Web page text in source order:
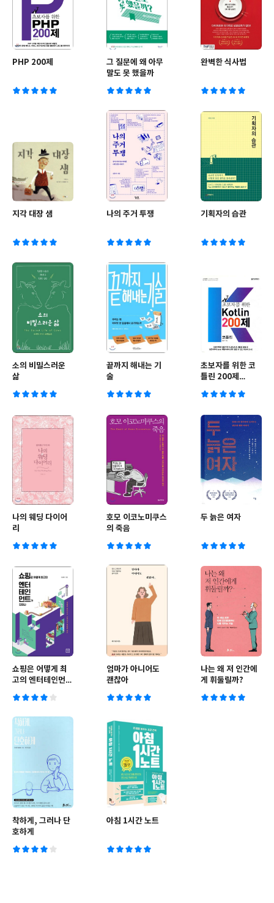
PHP 200제
그 질문에 왜 아무
말도 못 했을까
완벽한 식사법
지각 대장 샘 나의 주거 투쟁 기획자의 습관
소의 비밀스러운
삶
끝까지 해내는 기
술
초보자를 위한 코
틀린 200제
나의 웨딩 다이어
리
호모 이코노미쿠스
의 죽음
두 늙은 여자
쇼핑은 어떻게 최
고의 엔터테인먼트
엄마가 아니어도
괜찮아
나는 왜 저 인간에
게 휘둘릴까?
착하게, 그러나 단
호하게
아침 1시간 노트